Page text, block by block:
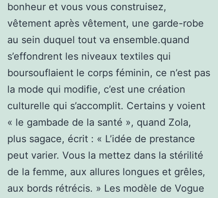
bonheur et vous vous construisez,
vêtement après vêtement, une garde-robe
au sein duquel tout va ensemble.quand
s’effondrent les niveaux textiles qui
boursouflaient le corps féminin, ce n’est pas
la mode qui modifie, c’est une création
culturelle qui s’accomplit. Certains y voient
« le gambade de la santé », quand Zola,
plus sagace, écrit : « L’idée de prestance
peut varier. Vous la mettez dans la stérilité
de la femme, aux allures longues et grêles,
aux bords rétrécis. » Les modèle de Vogue